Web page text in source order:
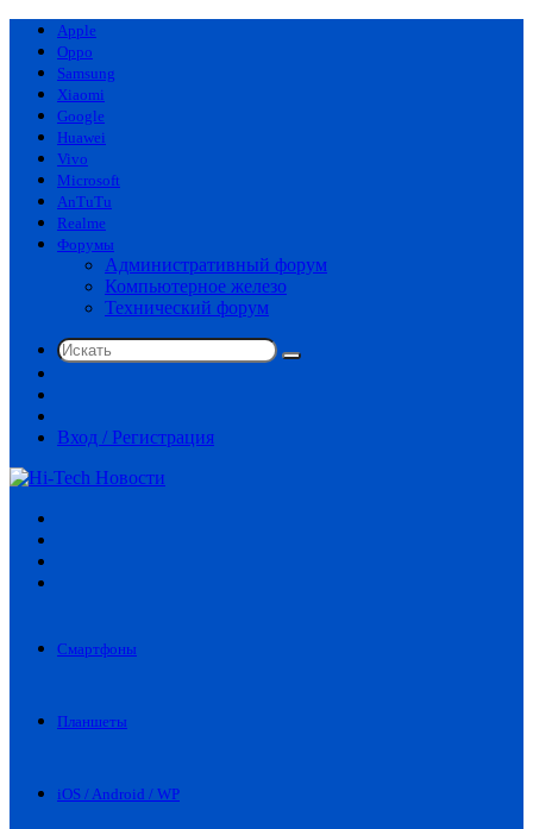
Apple
Oppo
Samsung
Xiaomi
Google
Huawei
Vivo
Microsoft
AnTuTu
Realme
Форумы
Административный форум
Компьютерное железо
Технический форум
Искать
статья
Вход / Регистрация
Смартфоны
Планшеты
iOS / Android / WP